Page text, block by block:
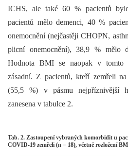
ICHS, ale také 60 % pacientů
pacientů mělo demenci, 40 %
onemocnění (nejčastěji CHOPN,
plicní onemocnění), 38,9 % mělo
Hodnota BMI se naopak v tomto
zásadní. Z pacientů, kteří zemřeli
(55,5 %) v pásmu nejpříznivější
zanesena v tabulce 2.
Tab. 2. Zastoupení vybraných komorbidit u
COVID-19 zemřeli (n = 18), včetně rozložení